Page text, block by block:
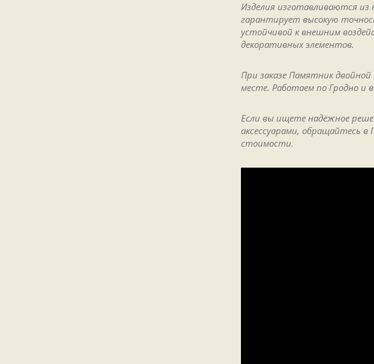
Изделия изготавливаются из
гарантирует высокую
устойчивой к внешним
декоративных элементов.
При заказе Памятник
месте. Работаем по Гродно и
Если вы ищете надёжное
аксессуарами, обращайтесь
стоимости.